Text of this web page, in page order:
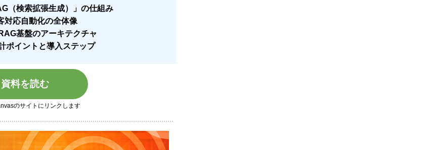
（検索拡張生成）」の仕組み
対応自動化の全体像
基盤のアーキテクチャ
ポイントと導入ステップ
資料を読む
のサイトにリンクします